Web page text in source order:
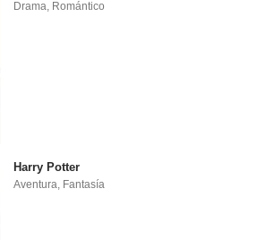
Drama, Romántico
Harry Potter
Aventura Fantasía